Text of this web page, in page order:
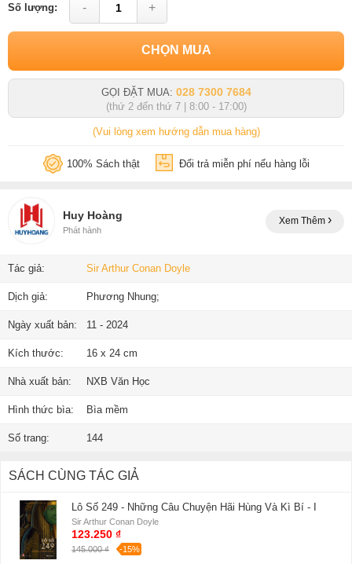
Số lượng: - +
CHỌN MUA
GỌI ĐẶT MUA: 028 7300 7684
(thứ 2 đến thứ 7 | 8:00 - 17:00)
(Vui lòng xem hướng dẫn mua hàng)
100% Sách thật Đổi trả miễn phí nếu hàng lỗi
Huy Hoàng
Phát hành
Xem Thêm
Tác giả: Sir Arthur Conan Doyle
Dịch giả: Phương Nhung;
Ngày xuất bản: 11 - 2024
Kích thước: 16 x 24 cm
Nhà xuất bản: NXB Văn Học
Hình thức bìa: Bìa mềm
Số trang: 144
SÁCH CÙNG TÁC GIẢ
Lô Số 249 - Những Câu Chuyện Hãi Hùng Và Kì Bí - I
Sir Arthur Conan Doyle
123.250 ₫
145.000 ₫ -15%